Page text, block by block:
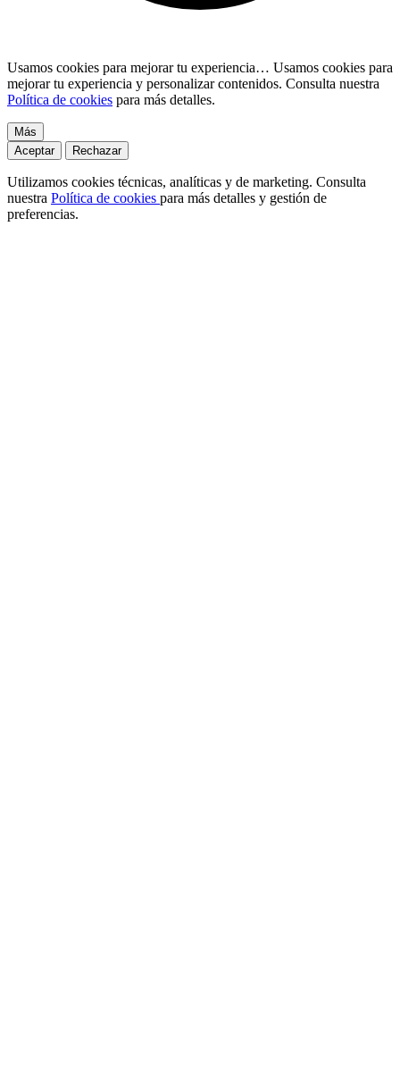
Usamos cookies para mejorar tu experiencia… Usamos cookies para
mejorar tu experiencia y personalizar contenidos. Consulta nuestra
Política de cookies para más detalles.
Más
Aceptar
Rechazar
Utilizamos cookies técnicas, analíticas y de marketing. Consulta
nuestra Política de cookies para más detalles y gestión de
preferencias.